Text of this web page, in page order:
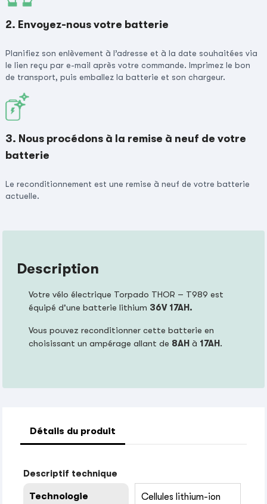
2. Envoyez-nous votre batterie
Planifiez son enlèvement à l’adresse et à la date souhaitées via
le lien reçu par e-mail après votre commande. Imprimez le bon
de transport, puis emballez la batterie et son chargeur.
3. Nous procédons à la remise à neuf de votre
batterie
Le reconditionnement est une remise à neuf de votre batterie
actuelle.
Description
Votre vélo électrique Torpado THOR – T989 est
équipé d'une batterie lithium 36V 17AH.
Vous pouvez reconditionner cette batterie en
choisissant un ampérage allant de 8AH à 17AH.
Détails du produit
Descriptif technique
Technologie Cellules lithium-ion